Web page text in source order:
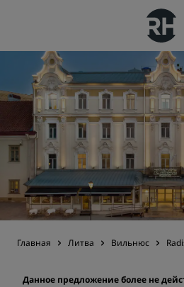
Главная Литва Вильнюс
Данное предложение более не